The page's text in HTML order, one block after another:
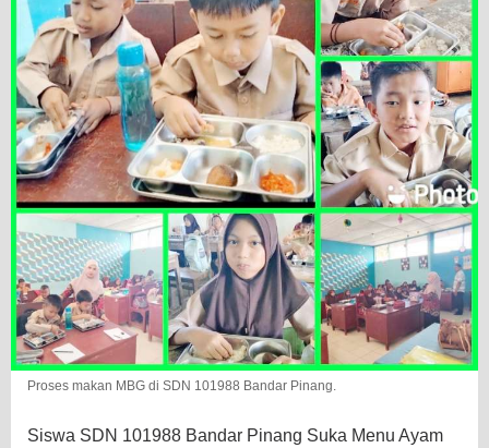
Proses makan MBG di SDN 101988 Bandar Pinang.
Siswa SDN 101988 Bandar Pinang Suka Menu Ayam